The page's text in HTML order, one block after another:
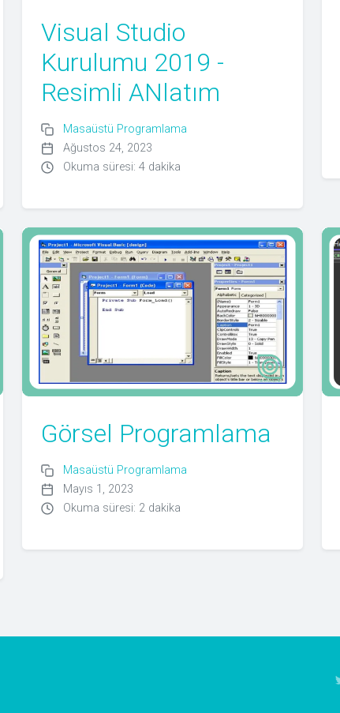
Visual Studio
Kurulumu 2019 -
Resimli ANlatım
Masaüstü Programlama
Ağustos 24, 2023
Okuma süresi: 4 dakika
Görsel Programlama
Masaüstü Programlama
Mayıs 1, 2023
Okuma süresi: 2 dakika